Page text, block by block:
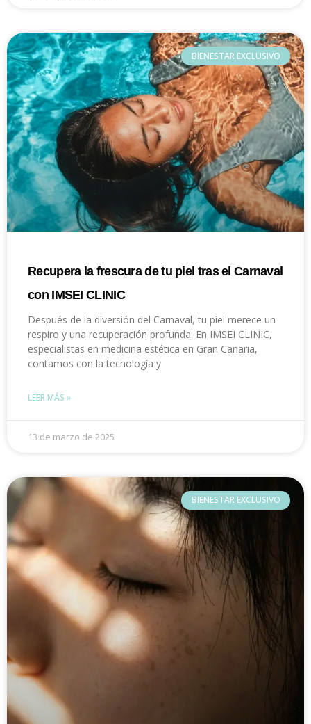
BIENESTAR EXCLUSIVO
Recupera la frescura de tu piel tras el Carnaval
con IMSEI CLINIC
Después de la diversión del Carnaval, tu piel merece un
respiro y una recuperación profunda. En IMSEI CLINIC,
especialistas en medicina estética en Gran Canaria,
contamos con la tecnología y
LEER MÁS »
13 de marzo de 2025
BIENESTAR EXCLUSIVO